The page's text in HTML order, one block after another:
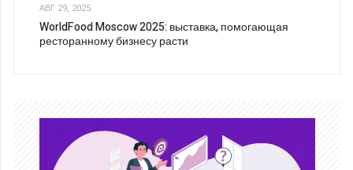
АВГ 29, 2025
WorldFood Moscow 2025: выставка, помогающая
ресторанному бизнесу расти